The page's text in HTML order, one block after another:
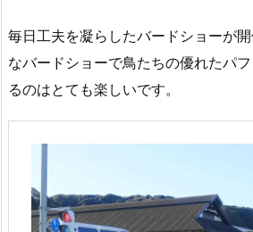
毎日工夫を凝らしたバードショーが
なバードショーで鳥たちの優れたパ
るのはとても楽しいです。